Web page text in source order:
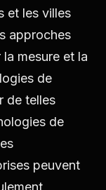
et les villes
approches
mesure et la
de
de telles
de
peuvent